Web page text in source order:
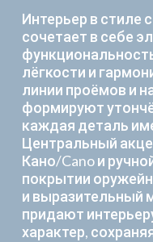
Интерьер в стиле
сочетает в себе
лёгкости и
линии проёмов и
формируют
каждая деталь
Центральный
Кано/Cano и
покрытии
и выразительный
придают
характер,